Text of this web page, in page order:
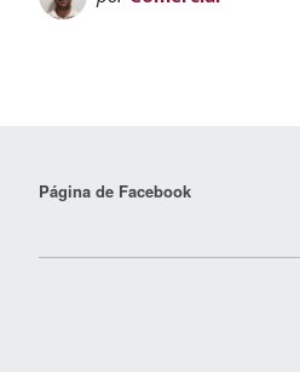
Página de Facebook